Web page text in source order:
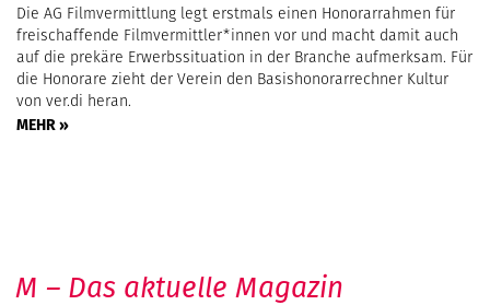
Die AG Filmvermittlung legt erstmals einen Honorarrahmen für
freischaffende Filmvermittler*innen vor und macht damit auch
auf die prekäre Erwerbssituation in der Branche aufmerksam. Für
die Honorare zieht der Verein den Basishonorarrechner Kultur
von ver.di heran.
MEHR »
M – Das aktuelle Magazin